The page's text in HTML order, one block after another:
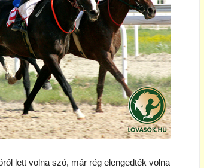
lett volna szó, már rég elengedték volna